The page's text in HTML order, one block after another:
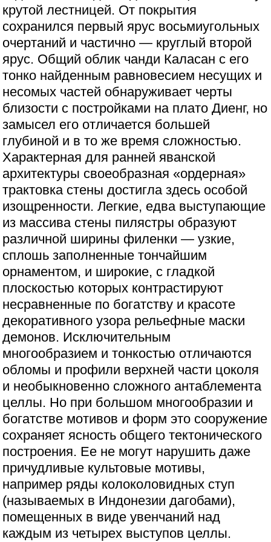
крутой лестницей. От покрытия
сохранился первый ярус восьмиугольных
очертаний и частично — круглый второй
ярус. Общий облик чанди Каласан с его
тонко найденным равновесием несущих и
несомых частей обнаруживает черты
близости с постройками на плато Диенг, но
замысел его отличается большей
глубиной и в то же время сложностью.
Характерная для ранней яванской
архитектуры своеобразная «ордерная»
трактовка стены достигла здесь особой
изощренности. Легкие, едва выступающие
из массива стены пилястры образуют
различной ширины филенки — узкие,
сплошь заполненные тончайшим
орнаментом, и широкие, с гладкой
плоскостью которых контрастируют
несравненные по богатству и красоте
декоративного узора рельефные маски
демонов. Исключительным
многообразием и тонкостью отличаются
обломы и профили верхней части цоколя
и необыкновенно сложного антаблемента
целлы. Но при большом многообразии и
богатстве мотивов и форм это сооружение
сохраняет ясность общего тектонического
построения. Ее не могут нарушить даже
причудливые культовые мотивы,
например ряды колоколовидных ступ
(называемых в Индонезии дагобами),
помещенных в виде увенчаний над
каждым из четырех выступов целлы.